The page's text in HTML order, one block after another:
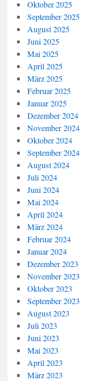
Oktober 2025
September 2025
August 2025
Juni 2025
Mai 2025
April 2025
März 2025
Februar 2025
Januar 2025
Dezember 2024
November 2024
Oktober 2024
September 2024
August 2024
Juli 2024
Juni 2024
Mai 2024
April 2024
März 2024
Februar 2024
Januar 2024
Dezember 2023
November 2023
Oktober 2023
September 2023
August 2023
Juli 2023
Juni 2023
Mai 2023
April 2023
März 2023